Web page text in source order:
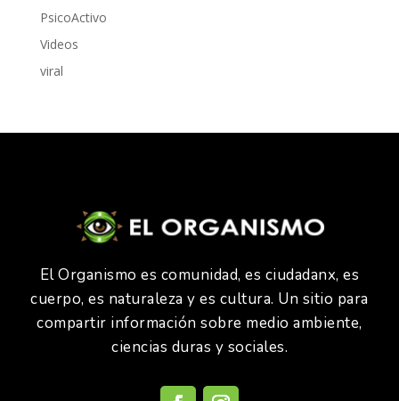
PsicoActivo
Videos
viral
El Organismo es comunidad, es ciudadanx, es
cuerpo, es naturaleza y es cultura. Un sitio para
compartir información sobre medio ambiente,
ciencias duras y sociales.